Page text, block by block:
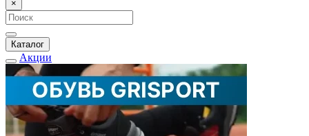
×
Каталог
Акции